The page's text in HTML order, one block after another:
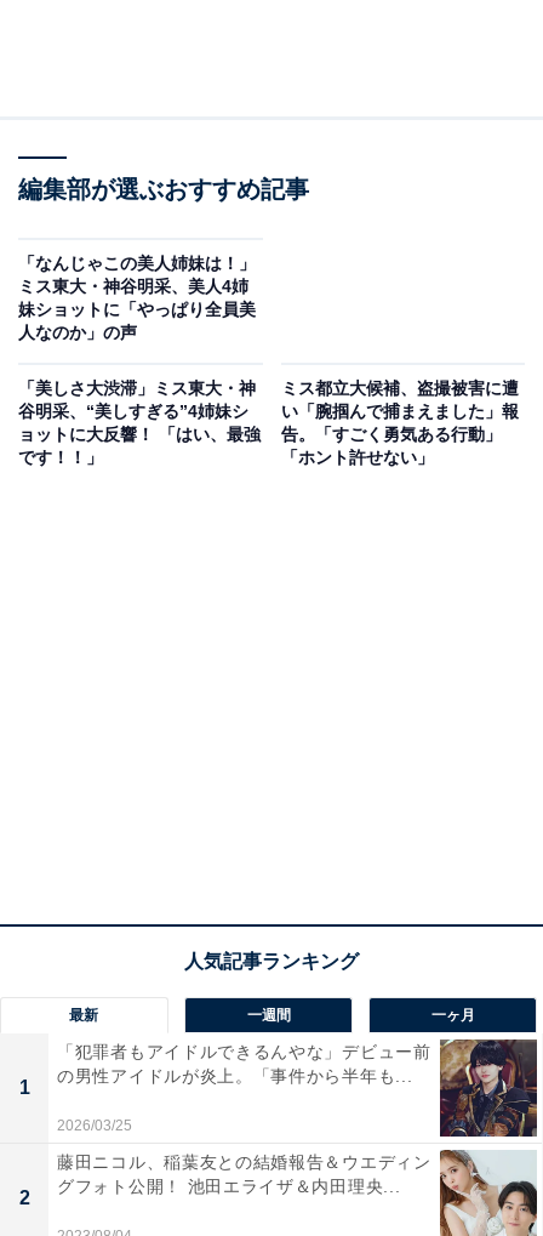
編集部が選ぶおすすめ記事
「なんじゃこの美人姉妹は！」
ミス東大・神谷明采、美人4姉
妹ショットに「やっぱり全員美
人なのか」の声
「美しさ大渋滞」ミス東大・神
谷明采、“美しすぎる”4姉妹シ
ョットに大反響！ 「はい、最強
です！！」
ミス都立大候補、盗撮被害に遭
い「腕掴んで捕まえました」報
告。「すごく勇気ある行動」
「ホント許せない」
最新 一週間 一ヶ月
1
「犯罪者もアイドルできるんやな」デビュー前
の男性アイドルが炎上。「事件から半年も...
2026/03/25
2
藤田ニコル、稲葉友との結婚報告＆ウエディン
グフォト公開！ 池田エライザ＆内田理央...